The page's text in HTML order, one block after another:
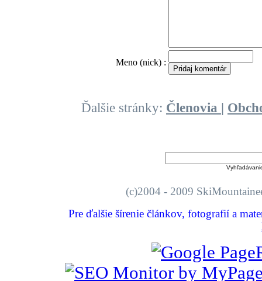
Meno (nick) :
Ďalšie stránky: Členovia |
(c)2004 - 2009
Pre ďalšie šírenie článkov, fotografií a